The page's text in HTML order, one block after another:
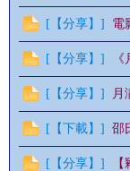
[ 【分享】 ] 電
[ 【分享】 ]
[ 【分享】 ] 月
[ 【下載】 ] 邵
[ 【分享】 ]